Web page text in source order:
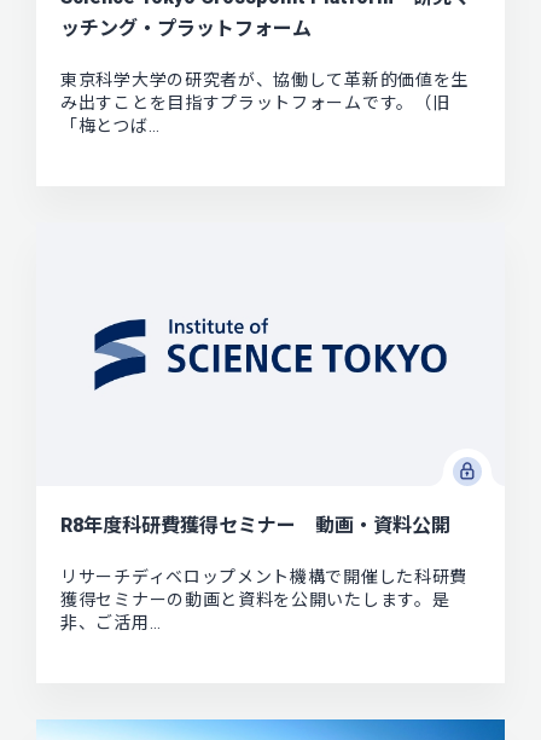
ッチング・プラットフォーム
東京科学大学の研究者が、協働して革新的価値を生
み出すことを目指すプラットフォームです。（旧
「梅とつば…
R8年度科研費獲得セミナー 動画・資料公開
リサーチディベロップメント機構で開催した科研費
獲得セミナーの動画と資料を公開いたします。是
非、ご活用…